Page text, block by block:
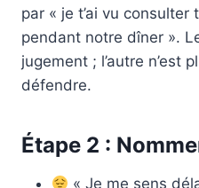
par « je t’ai vu
pendant notre dîner ».
jugement ; l’autre n’est
défendre.
Étape 2 :
« Je me sens